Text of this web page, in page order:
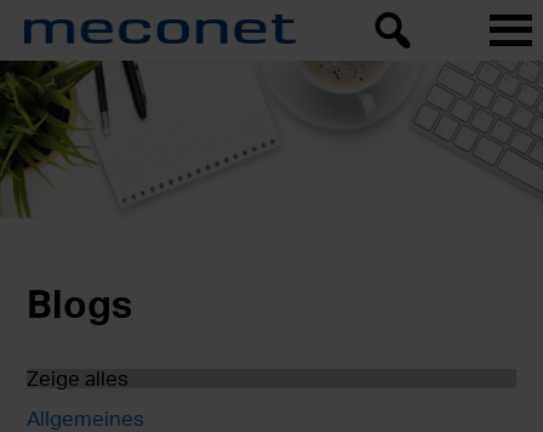
Blogs
Zeige alles
Allgemeines